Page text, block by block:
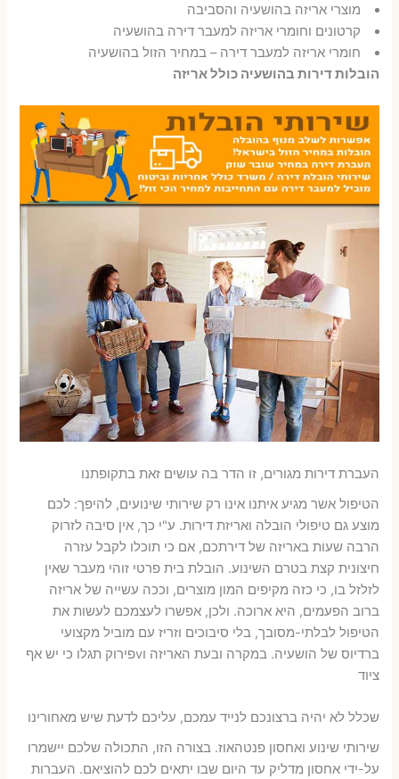
מוצרי אריזה בהושעיה והסביבה
קרטונים וחומרי אריזה למעבר דירה בהושעיה
חומרי אריזה למעבר דירה – במחיר הזול בהושעיה
הובלות דירות בהושעיה כולל אריזה
העברת דירות מגורים, זו הדר בה עושים זאת בתקופתנו
הטיפול אשר מגיע איתנו אינו רק שירותי שינועים, להיפך: לכם
מוצע גם טיפולי הובלה ואריזת דירות. ע"י כך, אין סיבה לזרוק
הרבה שעות באריזה של דירתכם, אם כי תוכלו לקבל עזרה
חיצונית קצת בטרם השינוע. הובלת בית פרטי זוהי מעבר שאין
לזלזל בו, כי כזה מקיפים המון מוצרים, וככה עשייה של אריזה
ברוב הפעמים, היא ארוכה. ולכן, אפשרו לעצמכם לעשות את
הטיפול לבלתי-מסובך, בלי סיבוכים וזריז עם מוביל מקצועי
ברדיוס של הושעיה. במקרה ובעת האריזה וvפירוק תגלו כי יש אף
ציוד
שכלל לא יהיה ברצונכם לנייד עמכם, עליכם לדעת שיש מאחורינו
שירותי שינוע ואחסון פנטהאוז. בצורה הזו, התכולה שלכם יישמרו
על-ידי אחסון מדליק עד היום שבו יתאים לכם להוציאם. העברות